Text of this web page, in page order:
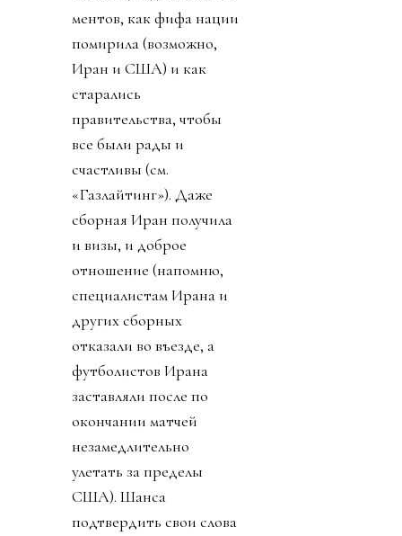
ментов, как фифа нации
помирила (возможно,
Иран и США) и как
старались
правительства, чтобы
все были рады и
счастливы (см.
«Газлайтинг»). Даже
сборная Иран получила
и визы, и доброе
отношение (напомню,
специалистам Ирана и
других сборных
отказали во въезде, а
футболистов Ирана
заставляли после по
окончании матчей
незамедлительно
улетать за пределы
США). Шанса
подтвердить свои слова